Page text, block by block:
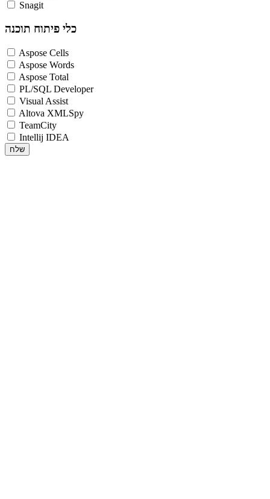
Snagit
כלי פיתוח תוכנה
Aspose Cells
Aspose Words
Aspose Total
PL/SQL Developer
Visual Assist
Altova XMLSpy
TeamCity
Intellij IDEA